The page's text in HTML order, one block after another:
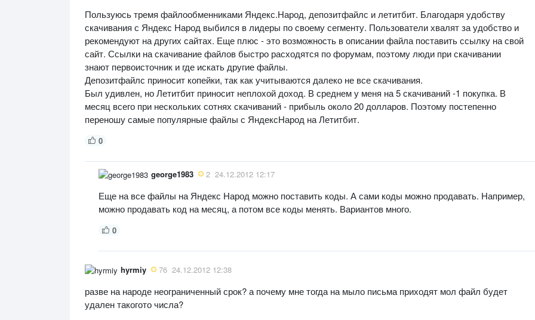
Пользуюсь тремя файлообменниками Яндекс.Народ, депозитфайлс и летитбит. Благодаря удобству
скачивания с Яндекс Народ выбился в лидеры по своему сегменту. Пользователи хвалят за удобство и
рекомендуют на других сайтах. Еще плюс - это возможность в описании файла поставить ссылку на свой
сайт. Ссылки на скачивание файлов быстро расходятся по форумам, поэтому люди при скачивании
знают первоисточник и где искать другие файлы.
Депозитфайлс приносит копейки, так как учитываются далеко не все скачивания.
Был удивлен, но Летитбит приносит неплохой доход. В среднем у меня на 5 скачиваний -1 покупка. В
месяц всего при нескольких сотнях скачиваний - прибыль около 20 долларов. Поэтому постепенно
переношу самые популярные файлы с ЯндексНарод на Летитбит.
0
george1983 2 24.12.2012 12:17
Еще на все файлы на Яндекс Народ можно поставить коды. А сами коды можно продавать. Например,
можно продавать код на месяц, а потом все коды менять. Вариантов много.
0
hyrmiy 76 24.12.2012 12:38
разве на народе неограниченный срок? а почему мне тогда на мыло письма приходят мол файл будет
удален такогото числа?